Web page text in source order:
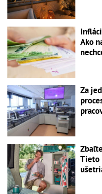
Ako
Za
Tieto